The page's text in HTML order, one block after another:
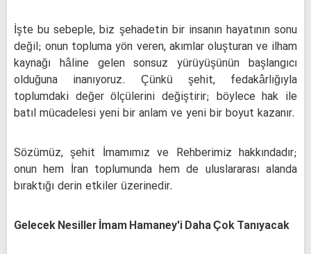
İşte bu sebeple, biz şehadetin bir insanın hayatının sonu
değil; onun topluma yön veren, akımlar oluşturan ve ilham
kaynağı hâline gelen sonsuz yürüyüşünün başlangıcı
olduğuna inanıyoruz. Çünkü şehit, fedakârlığıyla
toplumdaki değer ölçülerini değiştirir; böylece hak ile
batıl mücadelesi yeni bir anlam ve yeni bir boyut kazanır.
Sözümüz, şehit İmamımız ve Rehberimiz hakkındadır;
onun hem İran toplumunda hem de uluslararası alanda
bıraktığı derin etkiler üzerinedir.
Gelecek Nesiller İmam Hamaney'i Daha Çok Tanıyacak